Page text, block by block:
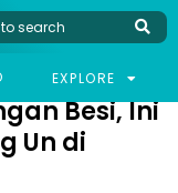
EXPLORE
INI DAFTAR KEKEJIAN KIM
Besi, Ini
Un di